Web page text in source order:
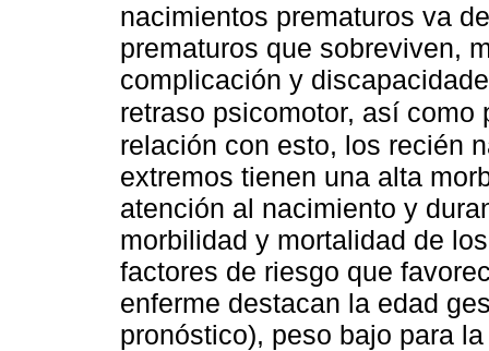
nacimientos prematuros va
prematuros que sobreviven,
complicación y
retraso psicomotor, así
relación con esto, los recién
extremos tienen una alta
atención al nacimiento y
morbilidad y mortalidad de
factores de riesgo que
enferme destacan la edad
pronóstico), peso bajo para